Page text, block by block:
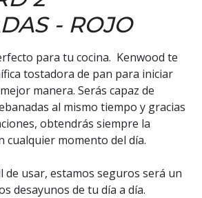
- ROJO
para tu cocina. Kenwood te
tostadora de pan para iniciar
manera. Serás capaz de
al mismo tiempo y gracias
obtendrás siempre la
cualquier momento del día.
de usar, estamos seguros será un
desayunos de tu día a día.